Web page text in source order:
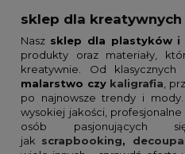
sklep dla kreatywnych
Nasz sklep dla plastykówi
produkty oraz materiały,
kreatywnie. Od
malarstwo czy kaligrafia ,
po najnowsze trendy i
wysokiej jakości,
osób pasjonujących
jak scrapbooking,